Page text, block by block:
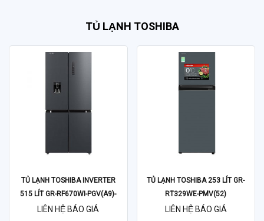
TỦ LẠNH TOSHIBA
TỦ LẠNH TOSHIBA INVERTER
515 LÍT GR-RF670WI-PGV(A9)-
BG
LIÊN HỆ BÁO GIÁ
TỦ LẠNH TOSHIBA 253 LÍT GR-
RT329WE-PMV(52)
LIÊN HỆ BÁO GIÁ